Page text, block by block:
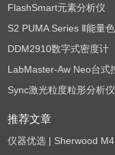
FlashSmart元素分析仪
DDM2910数字式密度计
Sync激光粒度粒形分析仪
推荐文章